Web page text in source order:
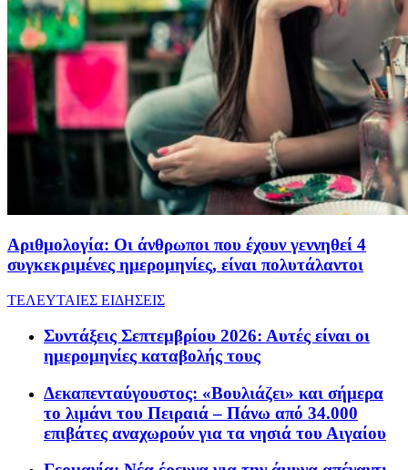
Αριθμολογία: Οι άνθρωποι που έχουν γεννηθεί 4
συγκεκριμένες ημερομηνίες, είναι πολυτάλαντοι
ΤΕΛΕΥΤΑΙΕΣ ΕΙΔΗΣΕΙΣ
Συντάξεις Σεπτεμβρίου 2026: Αυτές είναι οι
ημερομηνίες καταβολής τους
Δεκαπενταύγουστος: «Βουλιάζει» και σήμερα
το λιμάνι του Πειραιά – Πάνω από 34.000
επιβάτες αναχωρούν για τα νησιά του Αιγαίου